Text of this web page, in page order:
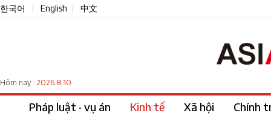
한국어 English 中文
Hôm nay : 2026.8.10
Pháp luật · vụ án Kinh tế Xã hội Chính